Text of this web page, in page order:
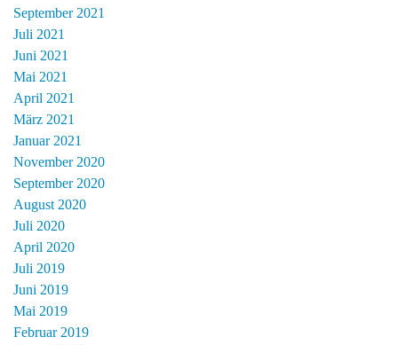
September 2021
Juli 2021
Juni 2021
Mai 2021
April 2021
März 2021
Januar 2021
November 2020
September 2020
August 2020
Juli 2020
April 2020
Juli 2019
Juni 2019
Mai 2019
Februar 2019